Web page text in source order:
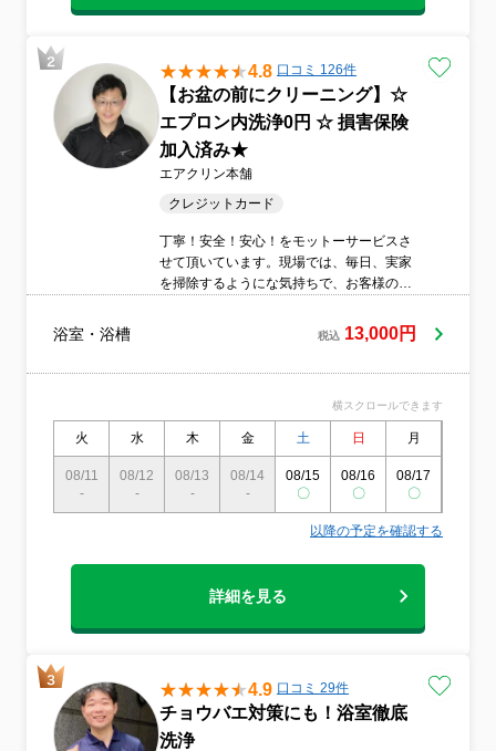
4.8 口コミ 126件
【お盆の前にクリーニング】☆
エプロン内洗浄0円 ☆ 損害保険
加入済み★
エアクリン本舗
クレジットカード
丁寧！安全！安心！をモットーサービスさ
せて頂いています。現場では、毎日、実家
を掃除するようにな気持ちで、お客様のお
安全な洗剤を使用して、お子様やペットさ
んに害が無いようにさせて頂いています。
害保険に入っていますのでご安心くださ
浴室・浴槽 税込 13,000円
横スクロールできます
火 水 木 金 土 日 月
08/11
-
08/12
-
08/13
-
08/14
-
08/15
〇
08/16
〇
08/17
〇
以降の予定を確認する
詳細を見る
4.9 口コミ 29件
チョウバエ対策にも！浴室徹底
洗浄